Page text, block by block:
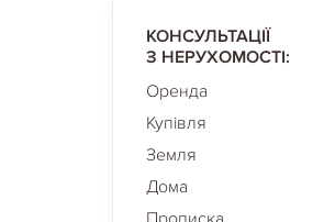
КОНСУЛЬТАЦІЇ
З НЕРУХОМОСТІ:
Оренда
Купівля
Земля
Дома